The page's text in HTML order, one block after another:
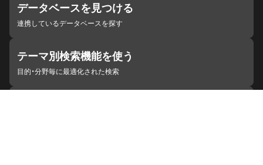
データベースを見つける
連携しているデータベースを探す
テーマ別検索機能を使う
目的・分野毎に最適化された検索